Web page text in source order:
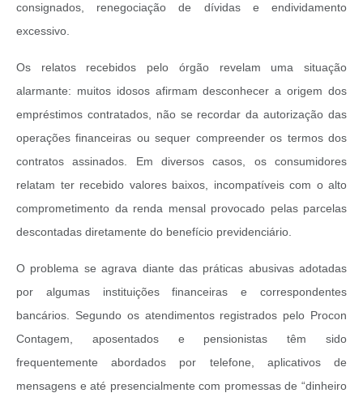
consignados, renegociação de dívidas e endividamento
excessivo.
Os relatos recebidos pelo órgão revelam uma situação
alarmante: muitos idosos afirmam desconhecer a origem dos
empréstimos contratados, não se recordar da autorização das
operações financeiras ou sequer compreender os termos dos
contratos assinados. Em diversos casos, os consumidores
relatam ter recebido valores baixos, incompatíveis com o alto
comprometimento da renda mensal provocado pelas parcelas
descontadas diretamente do benefício previdenciário.
O problema se agrava diante das práticas abusivas adotadas
por algumas instituições financeiras e correspondentes
bancários. Segundo os atendimentos registrados pelo Procon
Contagem, aposentados e pensionistas têm sido
frequentemente abordados por telefone, aplicativos de
mensagens e até presencialmente com promessas de “dinheiro